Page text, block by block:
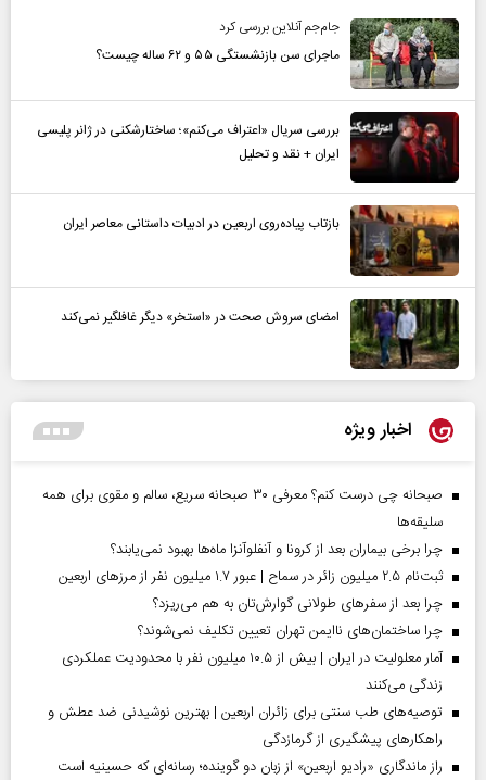
جام‌جم آنلاین بررسی کرد
ماجرای سن بازنشستگی ۵۵ و ۶۲ ساله چیست؟
بررسی سریال «اعتراف می‌کنم»؛ ساختارشکنی در ژانر پلیسی
ایران + نقد و تحلیل
بازتاب پیاده‌روی اربعین در ادبیات داستانی معاصر ایران
امضای سروش صحت در «استخر» دیگر غافلگیر نمی‌کند
اخبار ویژه
صبحانه چی درست کنم؟ معرفی ۳۰ صبحانه سریع، سالم و مقوی برای همه
سلیقه‌ها
چرا برخی بیماران بعد از کرونا و آنفلوآنزا ماه‌ها بهبود نمی‌یابند؟
ثبت‌نام ۲.۵ میلیون زائر در سماح | عبور ۱.۷ میلیون نفر از مرز‌های اربعین
چرا بعد از سفرهای طولانی گوارش‌تان به هم می‌ریزد؟
چرا ساختمان‌های ناایمن تهران تعیین تکلیف نمی‌شوند؟
آمار معلولیت در ایران | بیش از ۱۰.۵ میلیون نفر با محدودیت عملکردی
زندگی می‌کنند
توصیه‌های طب سنتی برای زائران اربعین | بهترین نوشیدنی ضد عطش و
راهکارهای پیشگیری از گرمازدگی
راز ماندگاری «رادیو اربعین» از زبان دو گوینده؛ رسانه‌ای که حسینیه است